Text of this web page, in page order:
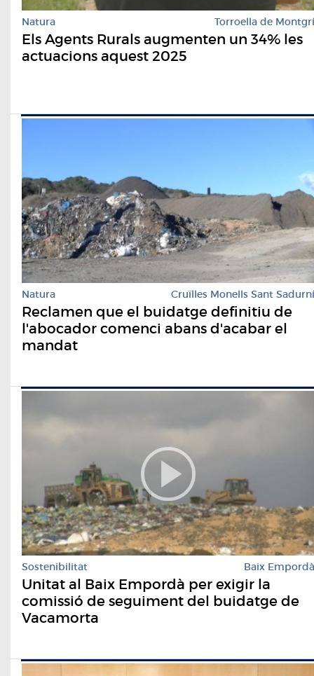
Natura Torroella de Montgrí
Els Agents Rurals augmenten un 34% les
actuacions aquest 2025
Natura Cruïlles Monells Sant Sadurní
Reclamen que el buidatge definitiu de
l'abocador comenci abans d'acabar el
mandat
Sostenibilitat Baix Empordà
Unitat al Baix Empordà per exigir la
comissió de seguiment del buidatge de
Vacamorta